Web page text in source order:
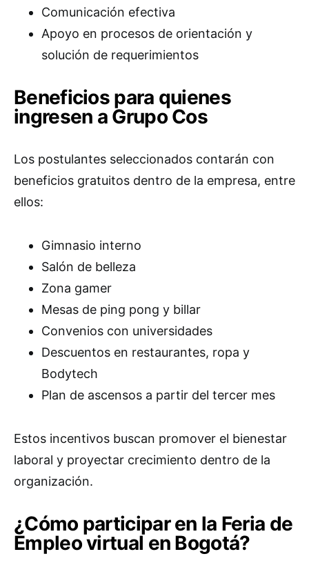
Comunicación efectiva
Apoyo en procesos de orientación y
solución de requerimientos
Beneficios para quienes
ingresen a Grupo Cos
Los postulantes seleccionados contarán con
beneficios gratuitos dentro de la empresa, entre
ellos:
Gimnasio interno
Salón de belleza
Zona gamer
Mesas de ping pong y billar
Convenios con universidades
Descuentos en restaurantes, ropa y
Bodytech
Plan de ascensos a partir del tercer mes
Estos incentivos buscan promover el bienestar
laboral y proyectar crecimiento dentro de la
organización.
¿Cómo participar en la Feria de
Empleo virtual en Bogotá?